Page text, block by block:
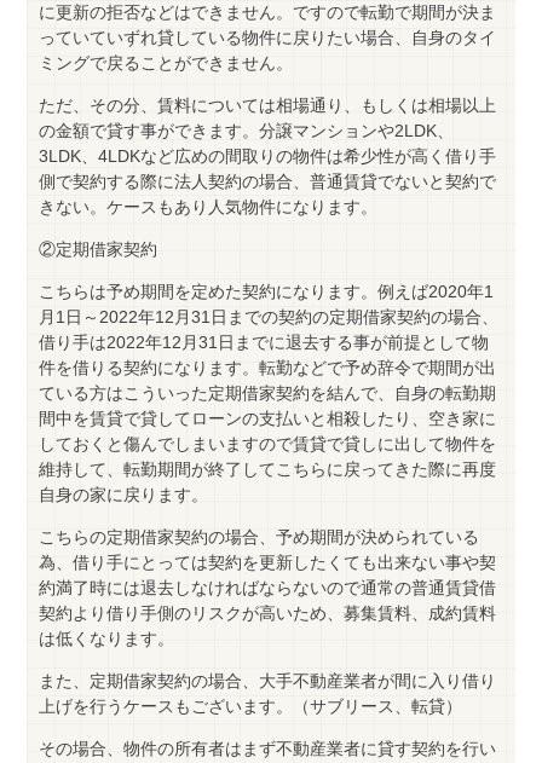
に更新の拒否などはできません。ですので転勤で期間が決ま
っていていずれ貸している物件に戻りたい場合、自身のタイ
ミングで戻ることができません。
ただ、その分、賃料については相場通り、もしくは相場以上
の金額で貸す事ができます。分譲マンションや2LDK、
3LDK、4LDKなど広めの間取りの物件は希少性が高く借り手
側で契約する際に法人契約の場合、普通賃貸でないと契約で
きない。ケースもあり人気物件になります。
②定期借家契約
こちらは予め期間を定めた契約になります。例えば2020年1
月1日～2022年12月31日までの契約の定期借家契約の場合、
借り手は2022年12月31日までに退去する事が前提として物
件を借りる契約になります。転勤などで予め辞令で期間が出
ている方はこういった定期借家契約を結んで、自身の転勤期
間中を賃貸で貸してローンの支払いと相殺したり、空き家に
しておくと傷んでしまいますので賃貸で貸しに出して物件を
維持して、転勤期間が終了してこちらに戻ってきた際に再度
自身の家に戻ります。
こちらの定期借家契約の場合、予め期間が決められている
為、借り手にとっては契約を更新したくても出来ない事や契
約満了時には退去しなければならないので通常の普通賃貸借
契約より借り手側のリスクが高いため、募集賃料、成約賃料
は低くなります。
また、定期借家契約の場合、大手不動産業者が間に入り借り
上げを行うケースもございます。（サブリース、転貸）
その場合、物件の所有者はまず不動産業者に貸す契約を行い